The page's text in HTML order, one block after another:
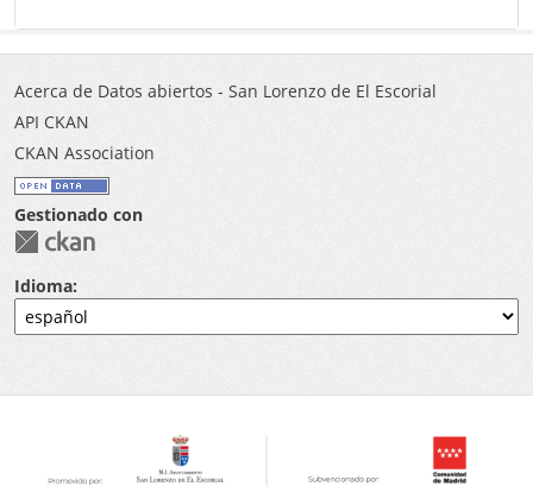
Acerca de Datos abiertos - San Lorenzo de El Escorial
API CKAN
CKAN Association
Gestionado con
Idioma